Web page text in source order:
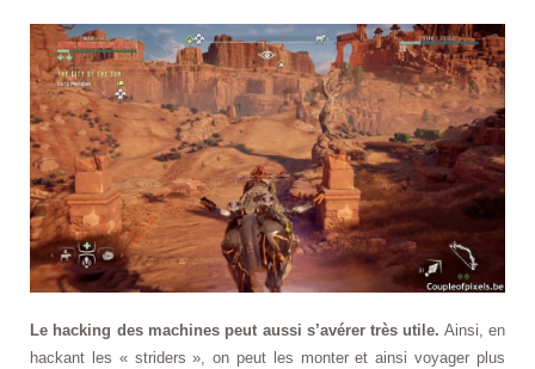
Le hacking des machines peut aussi s’avérer très utile. Ainsi, en
hackant les « striders », on peut les monter et ainsi voyager plus